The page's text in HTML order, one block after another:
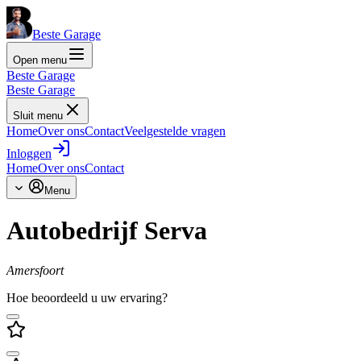
Beste Garage
Open menu
Beste Garage
Beste Garage
Sluit menu
HomeOver onsContactVeelgestelde vragen
Inloggen
HomeOver onsContact
Menu
Autobedrijf Serva
Amersfoort
Hoe beoordeeld u uw ervaring?